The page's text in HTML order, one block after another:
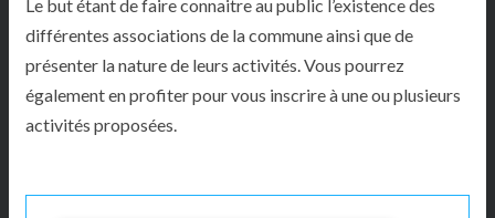
Le but étant de faire connaitre au public l’existence des
différentes associations de la commune ainsi que de
présenter la nature de leurs activités. Vous pourrez
également en profiter pour vous inscrire à une ou plusieurs
activités proposées.